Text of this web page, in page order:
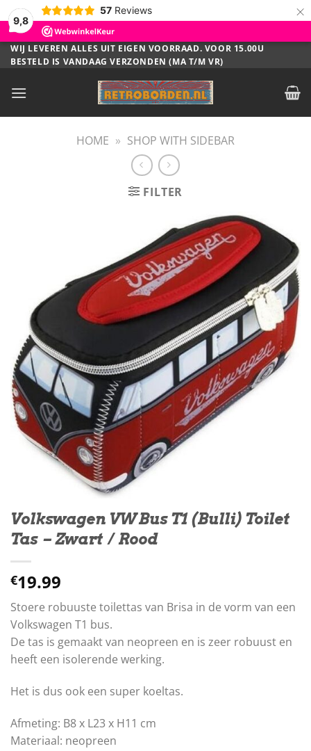
9,8
57 Reviews ×
Ga
naar
WIJ LEVEREN ALLES UIT EIGEN VOORRAAD. VOOR 15.00U
BESTELD IS VANDAAG VERZONDEN (MA T/M VR)
HOME » SHOP WITH SIDEBAR
FILTER
Volkswagen VW Bus T1 (Bulli) Toilet
Tas – Zwart / Rood
€19.99
Stoere robuuste toilettas van Brisa in de vorm van een
Volkswagen T1 bus.
De tas is gemaakt van neopreen en is zeer robuust en
heeft een isolerende werking.
Het is dus ook een super koeltas.
Afmeting: B8 x L23 x H11 cm
Materiaal: neopreen